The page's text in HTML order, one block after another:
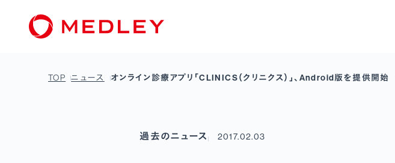
TOP ニュース オンライン診療アプリ「CLINICS（クリニクス）」、Android版を提供
過去のニュース 2017.02.03